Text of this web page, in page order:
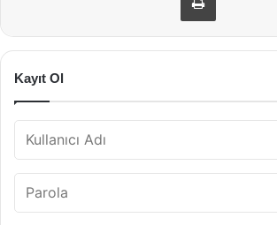
Kayıt Ol